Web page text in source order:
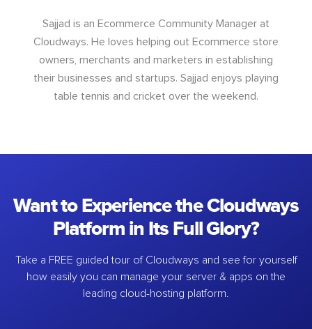
Sajjad is an Ecommerce Community Manager at
Cloudways. He loves helping out Ecommerce store
owners, merchants and marketers in establishing
their businesses and startups. Sajjad enjoys playing
table tennis and cricket over the weekend.
Want to Experience the Cloudways
Platform in Its Full Glory?
Take a FREE guided tour of Cloudways and see for yourself
how easily you can manage your server & apps on the
leading cloud-hosting platform.